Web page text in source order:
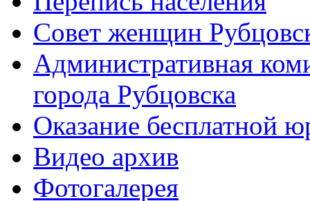
Совет женщин
Административная
города Рубцовска
Оказание бесплатной
Видео архив
Фотогалерея